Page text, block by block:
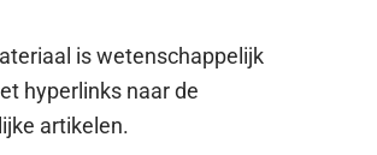
is wetenschappelijk
hyperlinks naar de
artikelen.